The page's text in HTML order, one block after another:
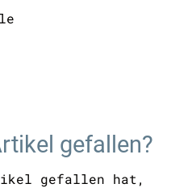
gefallen?
gefallen hat,